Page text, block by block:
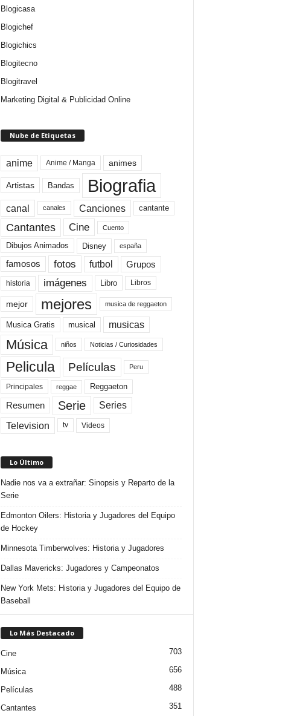
Blogicasa
Blogichef
Blogichics
Blogitecno
Blogitravel
Marketing Digital & Publicidad Online
Nube de Etiquetas
anime Anime / Manga animes
Artistas Bandas Biografia
canal canales Canciones cantante
Cantantes Cine Cuento
Dibujos Animados Disney españa
famosos fotos futbol Grupos
historia imágenes Libro Libros
mejor mejores musica de reggaeton
Musica Gratis musical musicas
Música niños Noticias / Curiosidades
Pelicula Películas Peru
Principales reggae Reggaeton
Resumen Serie Series
Television tv Videos
Lo Último
Nadie nos va a extrañar: Sinopsis y Reparto de la
Serie
Edmonton Oilers: Historia y Jugadores del Equipo
de Hockey
Minnesota Timberwolves: Historia y Jugadores
Dallas Mavericks: Jugadores y Campeonatos
New York Mets: Historia y Jugadores del Equipo de
Baseball
Lo Más Destacado
Cine 703
Música 656
Películas 488
Cantantes 351